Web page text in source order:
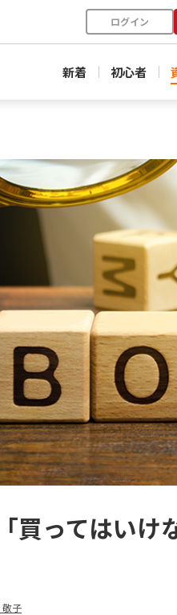
ログイン
新着 初心者
買ってはいけ
敬子